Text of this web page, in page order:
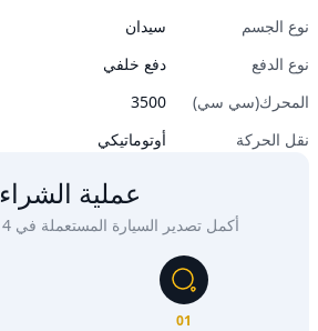
نوع الجسم
سيدان
نوع الدفع
دفع خلفي
المحرك(سي سي)
3500
نقل الحركة
أوتوماتيكي
عملية الشراء
أكمل تصدير السيارة المستعملة في 4 خطوات بسيطة
01